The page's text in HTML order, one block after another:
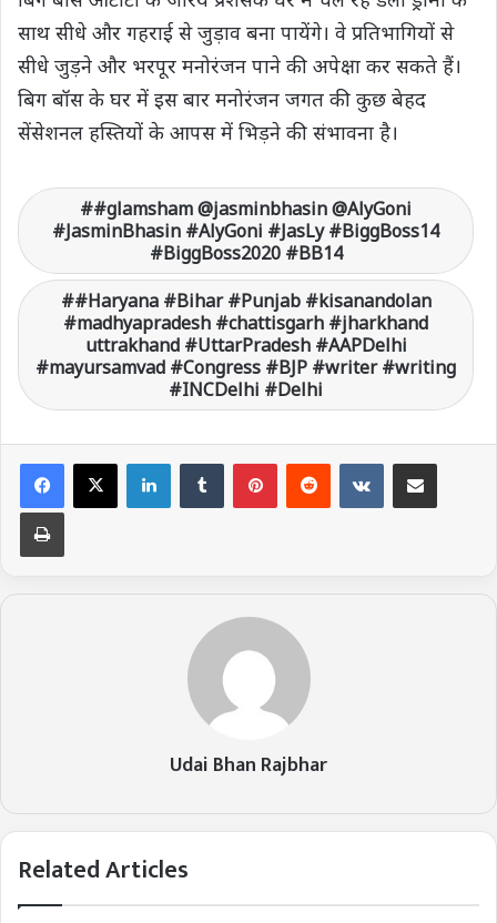
साथ सीधे और गहराई से जुड़ाव बना पायेंगे। वे प्रतिभागियों से
सीधे जुड़ने और भरपूर मनोरंजन पाने की अपेक्षा कर सकते हैं।
बिग बॉस के घर में इस बार मनोरंजन जगत की कुछ बेहद
सेंसेशनल हस्तियों के आपस में भिड़ने की संभावना है।
#glamsham @jasminbhasin @AlyGoni
#JasminBhasin #AlyGoni #JasLy #BiggBoss14
#BiggBoss2020 #BB14
#Haryana #Bihar #Punjab #kisanandolan
#madhyapradesh #chattisgarh #jharkhand
uttrakhand #UttarPradesh #AAPDelhi
#mayursamvad #Congress #BJP #writer #writing
#INCDelhi #Delhi
LinkedIn VKontakte
Udai Bhan Rajbhar
Related Articles